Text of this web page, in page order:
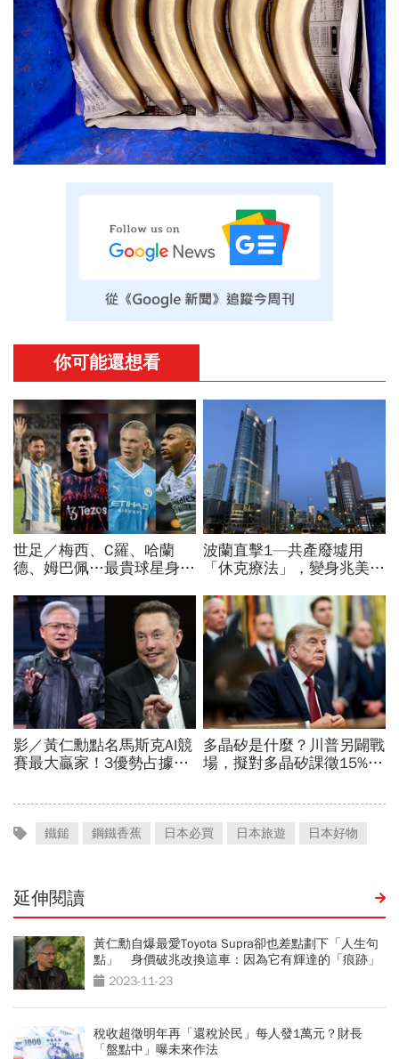
鐵鎚 鋼鐵香蕉 日本必買 日本旅遊 日本好物
延伸閱讀
黃仁勳自爆最愛Toyota Supra卻也差點劃下「人生句
點」 身價破兆改換這車：因為它有輝達的「痕跡」
2023-11-23
稅收超徵明年再「還稅於民」每人發1萬元？財長
「盤點中」曝未來作法